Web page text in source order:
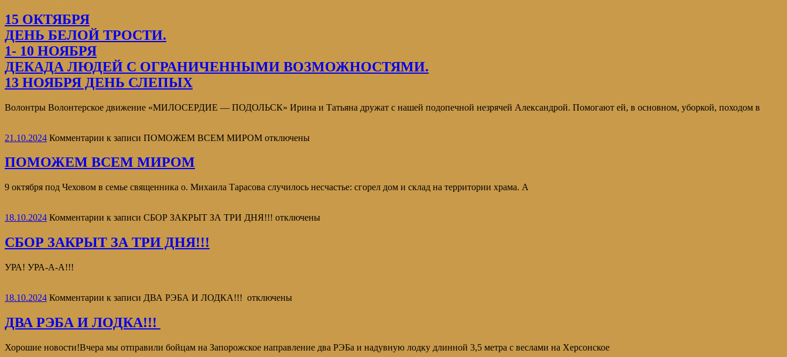
15 ОКТЯБРЯ
ДЕНЬ БЕЛОЙ ТРОСТИ.
1- 10 НОЯБРЯ
ДЕКАДА ЛЮДЕЙ С ОГРАНИЧЕННЫМИ ВОЗМОЖНОСТЯМИ.
13 НОЯБРЯ ДЕНЬ СЛЕПЫХ
Волонтры Волонтерское движение «МИЛОСЕРДИЕ — ПОДОЛЬСК» Ирина и Татьяна дружат с нашей подопечной незрячей Александрой. Помогают ей, в основном, уборкой, походом в
21.10.2024 Комментарии к записи ПОМОЖЕМ ВСЕМ МИРОМ отключены
ПОМОЖЕМ ВСЕМ МИРОМ
9 октября под Чеховом в семье священника о. Михаила Тарасова случилось несчастье: сгорел дом и склад на территории храма. А
18.10.2024 Комментарии к записи СБОР ЗАКРЫТ ЗА ТРИ ДНЯ!!! отключены
СБОР ЗАКРЫТ ЗА ТРИ ДНЯ!!!
УРА! УРА-А-А!!!
18.10.2024 Комментарии к записи ДВА РЭБА И ЛОДКА!!! отключены
ДВА РЭБА И ЛОДКА!!!
Хорошие новости!Вчера мы отправили бойцам на Запорожское направление два РЭБа и надувную лодку длинной 3,5 метра с веслами на Херсонское